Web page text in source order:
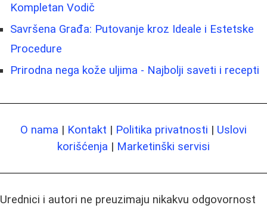
Kompletan Vodič
Savršena Građa: Putovanje kroz Ideale i Estetske
Procedure
Prirodna nega kože uljima - Najbolji saveti i recepti
O nama | Kontakt | Politika privatnosti | Uslovi
korišćenja | Marketinški servisi
Urednici i autori ne preuzimaju nikakvu odgovornost